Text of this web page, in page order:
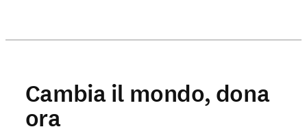
Cambia il mondo, dona
ora